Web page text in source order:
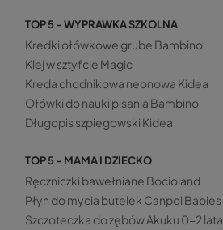
TOP 5 - WYPRAWKA SZKOLNA
Kredki ołówkowe grube Bambino
Klej w sztyfcie Magic
Kreda chodnikowa neonowa Kidea
Ołówki do nauki pisania Bambino
Długopis szpiegowski Kidea
TOP 5 - MAMA I DZIECKO
Ręczniczki bawełniane Bocioland
Płyn do mycia butelek Canpol Babies
Szczoteczka do zębów Akuku 0-2 lata